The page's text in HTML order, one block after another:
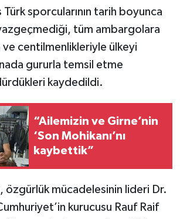
Türk sporcularının tarih boyunca
tüm ambargolara
centilmenlikleriyle ülkeyi
gururla temsil etme
kaydedildi.
“Ailemizin ve Girne’nin
‘Son Mohikanı’nı
kaybettik”
özgürlük mücadelesinin lideri Dr.
kurucusu Rauf Raif